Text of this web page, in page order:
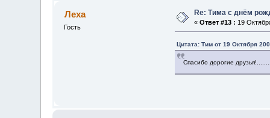
Леха
Гость
Re: Тима с днём
«Ответ #13 : 19
Цитата: Тим от 19 Октября
Спасибо дорогие